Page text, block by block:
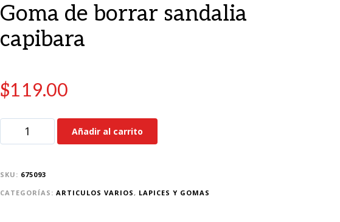
Goma de borrar sandalia
capibara
$119.00
Añadir al carrito
SKU: 675093
CATEGORÍAS: ARTICULOS VARIOS, LAPICES Y GOMAS